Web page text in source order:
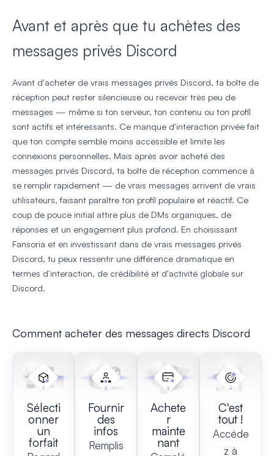
Avant et après que tu achètes des
messages privés Discord
Avant d'acheter de vrais messages privés Discord, ta boîte de
réception peut rester silencieuse ou recevoir très peu de
messages — même si ton serveur, ton contenu ou ton profil
sont actifs et intéressants. Ce manque d'interaction privée fait
que ton compte semble moins accessible et limite les
connexions personnelles. Mais après avoir acheté des
messages privés Discord, ta boîte de réception commence à
se remplir rapidement — de vrais messages arrivent de vrais
utilisateurs, faisant paraître ton profil populaire et réactif. Ce
coup de pouce initial attire plus de DMs organiques, de
réponses et un engagement plus profond. En choisissant
Fansoria et en investissant dans de vrais messages privés
Discord, tu peux ressentir une différence dramatique en
termes d'interaction, de crédibilité et d'activité globale sur
Discord.
Comment acheter des messages directs Discord
Sélecti
onner
un
forfait
Fournir
des
infos
Remplis
Achete
r
mainte
nant
C'est
tout !
Accéde
z à